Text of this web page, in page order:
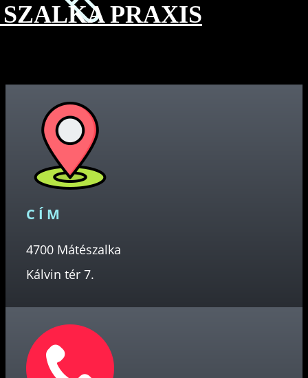
PRAXIS
CÍM
4700 Mátészalka
Kálvin tér 7.